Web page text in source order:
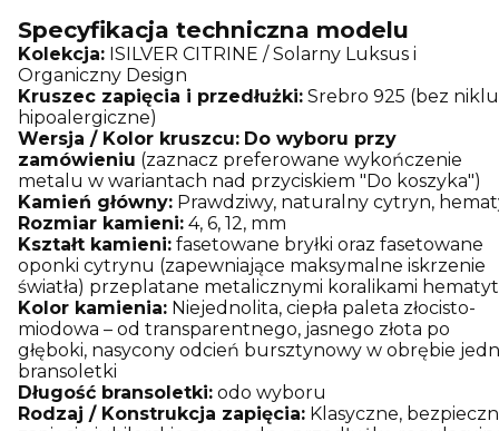
Specyfikacja techniczna modelu
Kolekcja: ISILVER CITRINE / Solarny Luksus i
Organiczny Design
Kruszec zapięcia i przedłużki: Srebro 925 (bez
hipoalergiczne)
Wersja / Kolor kruszcu: Do wyboru przy
zamówieniu (zaznacz preferowane wykończenie
metalu w wariantach nad przyciskiem "Do koszyka")
Kamień główny: Prawdziwy, naturalny cytryn,
Rozmiar kamieni: 4, 6, 12, mm
Kształt kamieni: fasetowane bryłki oraz fasetowane
oponki cytrynu (zapewniające maksymalne iskrzenie
światła) przeplatane metalicznymi koralikami
Kolor kamienia: Niejednolita, ciepła paleta złocisto-
miodowa – od transparentnego, jasnego złota po
głęboki, nasycony odcień bursztynowy w obrębie
bransoletki
Długość bransoletki: odo wyboru
Rodzaj / Konstrukcja zapięcia: Klasyczne,